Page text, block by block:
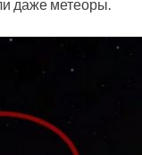
даже метеоры.